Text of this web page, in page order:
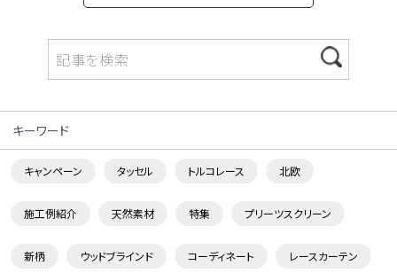
キーワード
キャンペーン タッセル トルコレース 北欧
施工例紹介 天然素材 特集 プリーツスクリーン
新柄 ウッドブラインド コーディネート レースカーテン